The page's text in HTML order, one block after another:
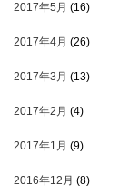
2017年5月 (16)
2017年4月 (26)
2017年3月 (13)
2017年2月 (4)
2017年1月 (9)
2016年12月 (8)